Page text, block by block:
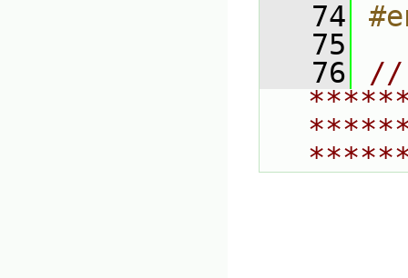
   74
   75
   76
//